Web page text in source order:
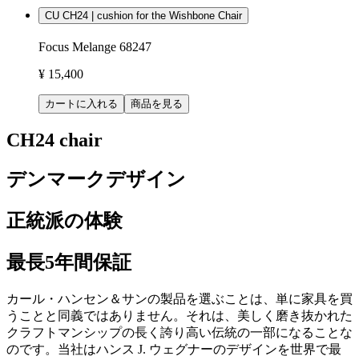
CU CH24 | cushion for the Wishbone Chair
Focus Melange 68247
¥ 15,400
カートに入れる 商品を見る
CH24 chair
デンマークデザイン
正統派の体験
最長5年間保証
カール・ハンセン＆サンの製品を選ぶことは、単に家具を買
うことと同義ではありません。それは、美しく磨き抜かれた
クラフトマンシップの長く誇り高い伝統の一部になることな
のです。当社はハンス J. ウェグナーのデザインを世界で最